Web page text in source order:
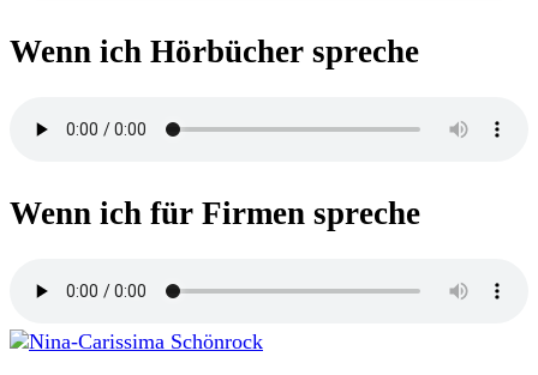
Wenn ich Hörbücher spreche
Wenn ich für Firmen spreche